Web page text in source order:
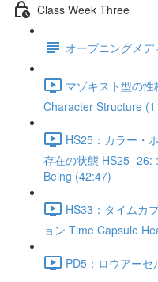
Class Week Three
オープニングメ
マゾキスト型の
Character Structure
HS25：カラー・
存在の状態 HS25-
Being (42:47)
HS33：タイムカ
ョン Time Capsule
PD5：ロウアー